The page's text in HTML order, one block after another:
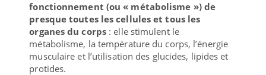
fonctionnement (ou « métabolisme ») de
presque toutes les cellules et tous les
organes du corps : elle stimulent le
métabolisme, la température du corps, l’énergie
musculaire et l’utilisation des glucides, lipides et
protides.